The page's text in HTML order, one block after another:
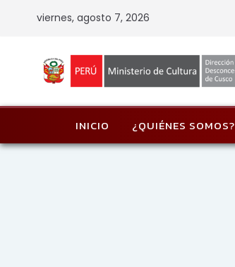
viernes, agosto 7, 2026
INICIO ¿QUIÉNES SOMOS?